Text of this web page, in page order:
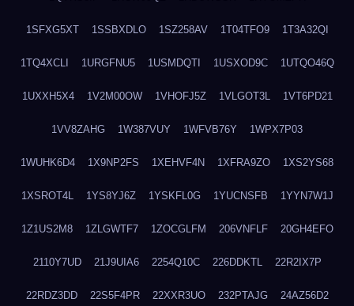
1SFXG5XT 1SSBXDLO 1SZ258AV 1T04TFO9 1T3A32QI
1TQ4XCLI 1URGFNU5 1USMDQTI 1USXOD9C 1UTQO46Q
1UXXH5X4 1V2M00OW 1VHOFJ5Z 1VLGOT3L 1VT6PD21
1VV8ZAHG 1W387VUY 1WFVB76Y 1WPX7P03
1WUHK6D4 1X9NP2FS 1XEHVF4N 1XFRA9ZO 1XS2YS68
1XSROT4L 1YS8YJ6Z 1YSKFL0G 1YUCNSFB 1YYN7W1J
1Z1US2M8 1ZLGWTF7 1ZOCGLFM 206VNFLF 20GH4EFO
2110Y7UD 21J9UIA6 2254Q10C 226DDKTL 22R2IX7P
22RDZ3DD 22S5F4PR 22XXR3UO 232PTAJG 24AZ56D2